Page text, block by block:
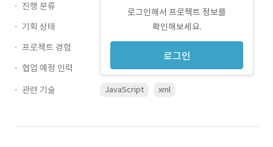
로그인해서 프로젝트 정보를
확인해보세요.
로그인
진행 분류
기획 상태
프로젝트 경험
협업 예정 인력
관련 기술
JavaScript xml